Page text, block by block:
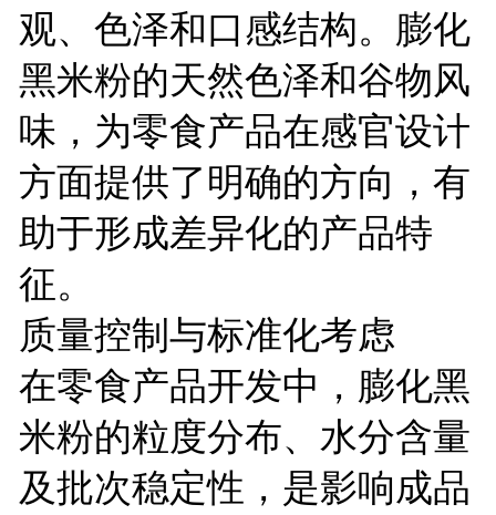
观、色泽和口感结构。膨化
黑米粉的天然色泽和谷物风
味，为零食产品在感官设计
方面提供了明确的方向，有
助于形成差异化的产品特
征。
质量控制与标准化考虑
在零食产品开发中，膨化黑
米粉的粒度分布、水分含量
及批次稳定性，是影响成品